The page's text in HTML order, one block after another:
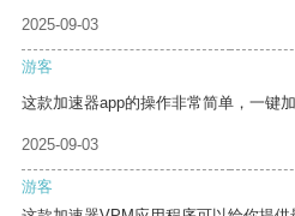
2025-09-03
游客
这款加速器app的操作非常简单，一键
2025-09-03
游客